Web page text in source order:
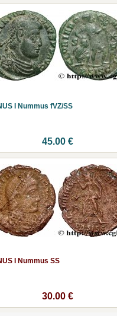
I Nummus fVZ/SS
45.00 €
I Nummus SS
30.00 €